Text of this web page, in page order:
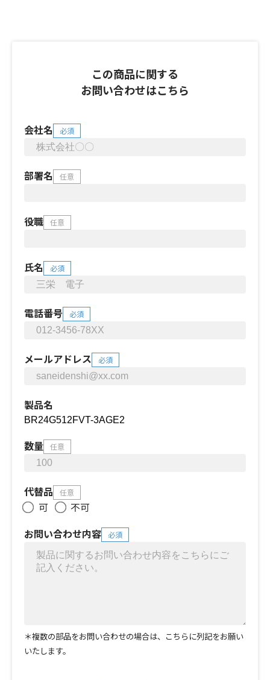
この商品に関する
お問い合わせはこちら
会社名 必須
部署名 任意
役職 任意
氏名 必須
電話番号 必須
メールアドレス 必須
製品名
数量 任意
代替品 任意
可
不可
お問い合わせ内容
必須
＊複数の部品をお問い合わせの場合は、こちらに列記をお願い
いたします。